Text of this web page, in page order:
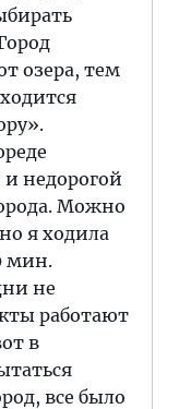
озера, тем
недорогой
Можно
я ходила
мин.
не
работают
в
все было